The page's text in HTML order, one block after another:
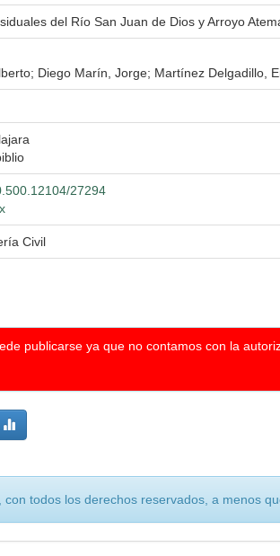
del Río San Juan de Dios y Arroyo
Diego Marín, Jorge; Martínez Delgadillo,
27294
Civil
publicarse ya que no contamos con la
todos los derechos reservados, a menos